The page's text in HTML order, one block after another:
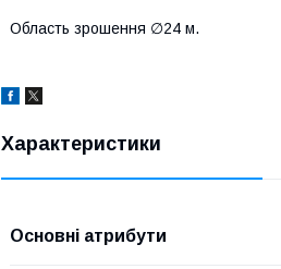
Область зрошення ∅24 м.
Характеристики
Основні атрибути